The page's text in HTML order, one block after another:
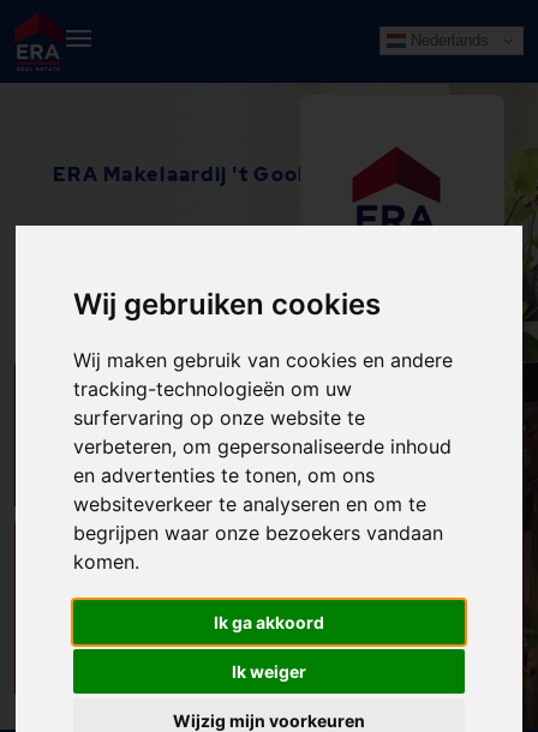
Wij gebruiken cookies
Wij maken gebruik van cookies en andere
tracking-technologieën om uw
surfervaring op onze website te
verbeteren, om gepersonaliseerde inhoud
en advertenties te tonen, om ons
websiteverkeer te analyseren en om te
begrijpen waar onze bezoekers vandaan
komen.
Ik ga akkoord
Ik weiger
Wijzig mijn voorkeuren
Nederlands
ERA Makelaardij 't Gooi
HILVERSUM
NEEM DIRECT
Gemakkelijk via telefoon of
email
CONTACT
ZOEK IN HET
HUIZENAANBOD
van de ERA-Makelaar
ZOEK